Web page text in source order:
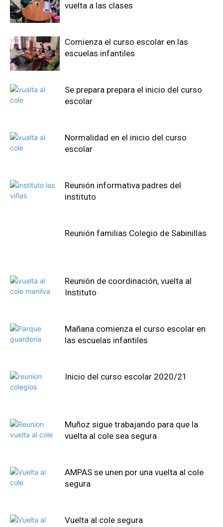
vuelta a las clases
Comienza el curso escolar en las
escuelas infantiles
Se prepara prepara el inicio del curso
escolar
Normalidad en el inicio del curso
escolar
Reunión informativa padres del
instituto
Reunión familias Colegio de Sabinillas
Reunión de coordinación, vuelta al
Instituto
Mañana comienza el curso escolar en
las escuelas infantiles
Inicio del curso escolar 2020/21
Muñoz sigue trabajando para que la
vuelta al cole sea segura
AMPAS se unen por una vuelta al cole
segura
Vuelta al cole segura